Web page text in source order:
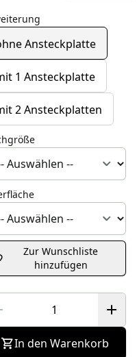
Ansteckplatte
1 Ansteckplatte
2 Ansteckplatten
Zur Wunschliste
hinzufügen
In den Warenkorb